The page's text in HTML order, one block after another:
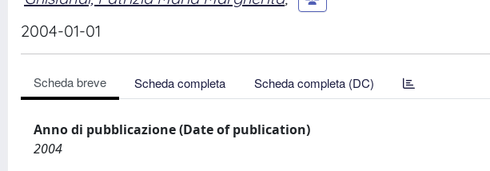
2004-01-01
Scheda breve Scheda completa Scheda completa (DC)
Anno di pubblicazione (Date of publication)
2004